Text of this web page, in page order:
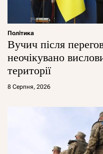
Політика
Вучич після
неочікувано
території
8 Серпня, 2026